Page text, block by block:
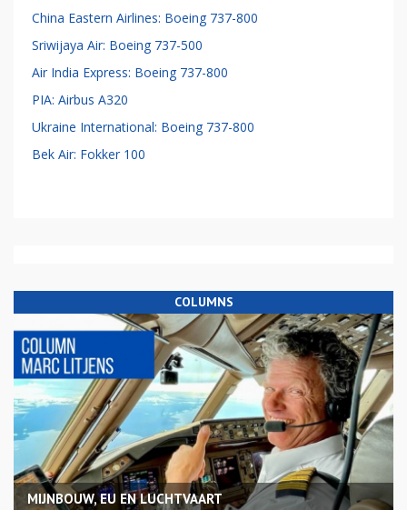
China Eastern Airlines: Boeing 737-800
Sriwijaya Air: Boeing 737-500
Air India Express: Boeing 737-800
PIA: Airbus A320
Ukraine International: Boeing 737-800
Bek Air: Fokker 100
COLUMNS
MIJNBOUW, EU EN LUCHTVAART